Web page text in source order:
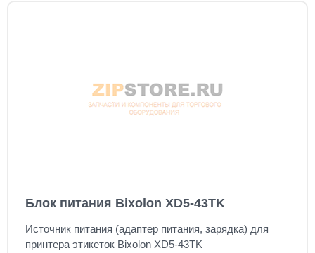
Блок питания Bixolon XD5-43TK
Источник питания (адаптер питания, зарядка) для
принтера этикеток Bixolon XD5-43TK